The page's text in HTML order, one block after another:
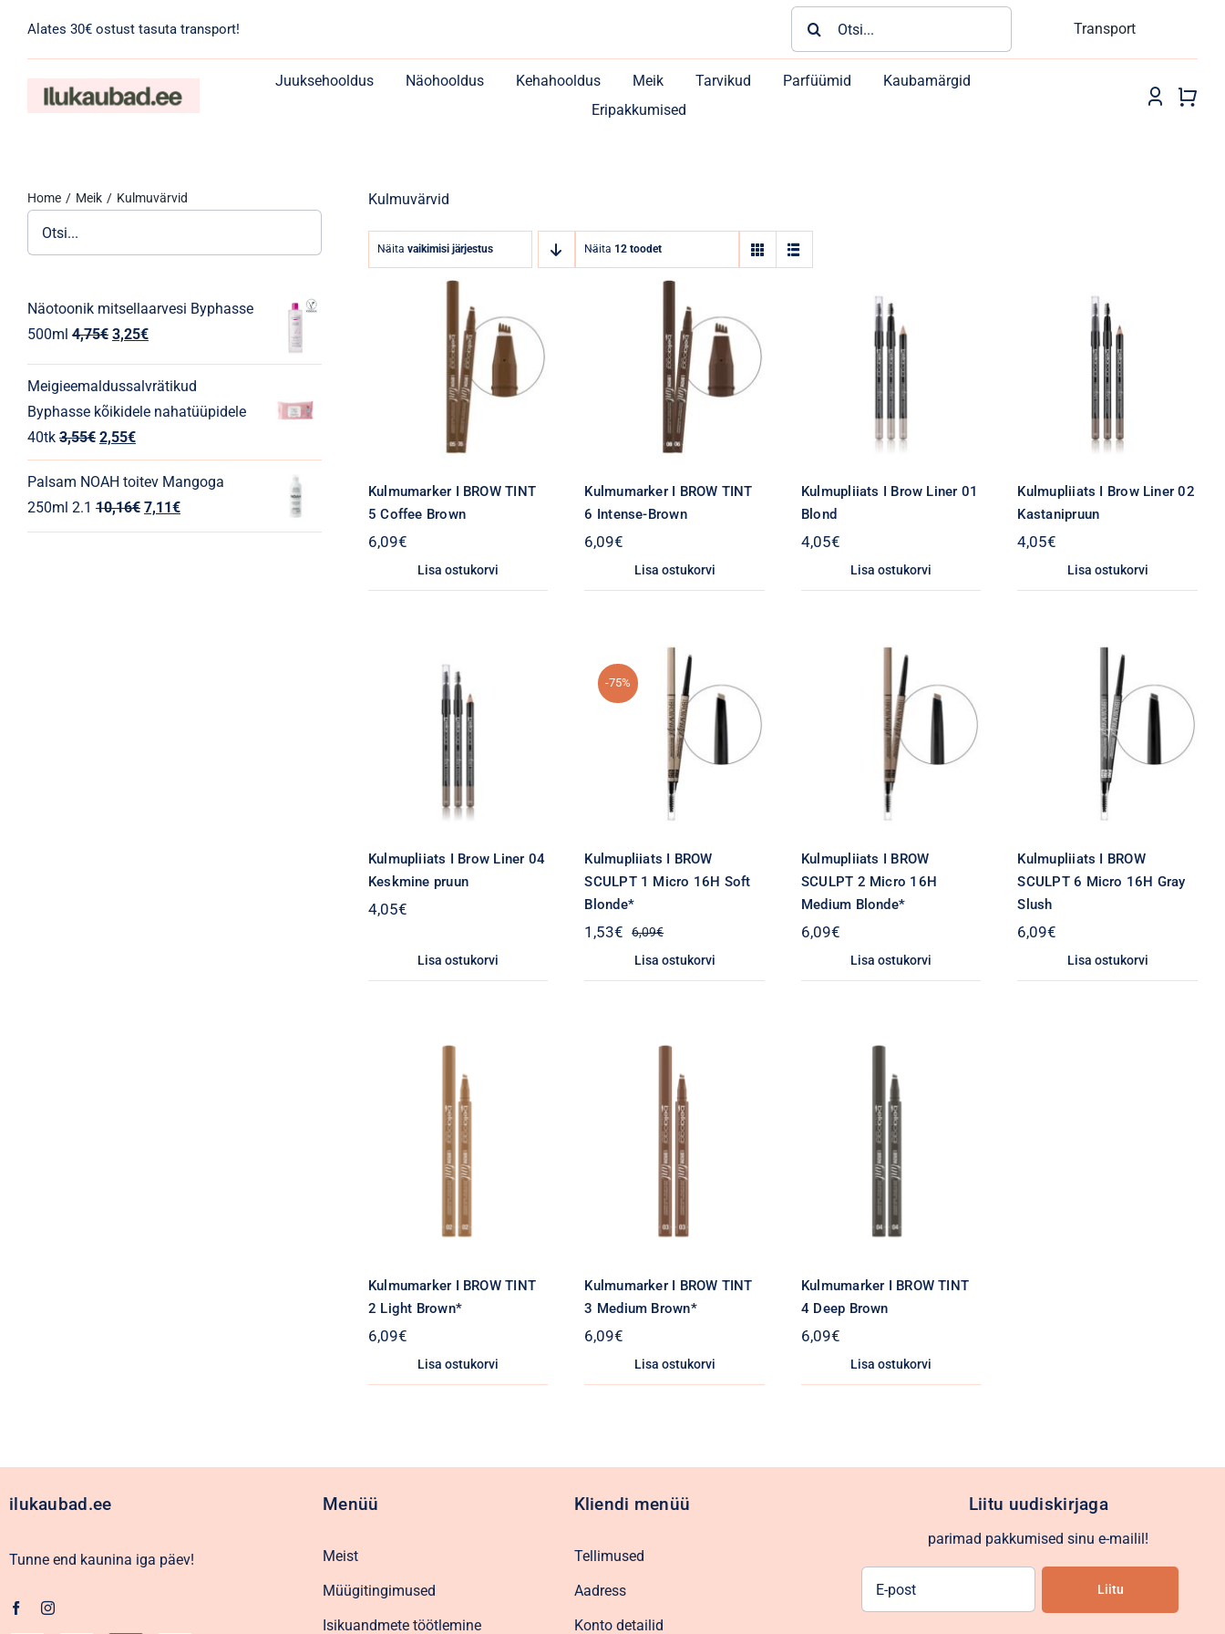
content
Alates 30€ ostust tasuta transport! Transport
Juuksehooldus Näohooldus Kehahooldus Meik Tarvikud Parfüümid
Kaubamärgid
Eripakkumised
Home Meik Kulmuvärvid
Näotoonik mitsellaarvesi Byphasse
500ml 4,75€ Algne
oli:
4,75€.
3,25€Praegune
on:
3,25€.
Meigieemaldussalvrätikud
Byphasse kõikidele nahatüüpidele
40tk 3,55€ Algne
hind
oli:
3,55€.
2,55€Praegune
hind
on:
2,55€.
Palsam NOAH toitev Mangoga
250ml 2.1 10,16€ Algne
hind
7,11€Praegune
hind
Kulmuvärvid
Näita vaikimisi järjestus Näita 12 toodet
Kulmumarker I BROW TINT
5 Coffee Brown
6,09€
Lisa ostukorvi
Kulmumarker I BROW TINT
6 Intense-Brown
6,09€
Lisa ostukorvi
Kulmupliiats I Brow Liner 01
Blond
4,05€
Lisa ostukorvi
Kulmupliiats I Brow Liner 02
Kastanipruun
4,05€
Lisa ostukorvi
Kulmupliiats I Brow Liner 04
Keskmine pruun
4,05€
Lisa ostukorvi
-75%
Kulmupliiats I BROW
SCULPT 1 Micro 16H Soft
Blonde*
6,09€Algne
hind
oli:
1,53€
Praegune
hind
on:
Lisa ostukorvi
Kulmupliiats I BROW
SCULPT 2 Micro 16H
Medium Blonde*
6,09€
Lisa ostukorvi
Kulmupliiats I BROW
SCULPT 6 Micro 16H Gray
Slush
6,09€
Lisa ostukorvi
Kulmumarker I BROW TINT
2 Light Brown*
6,09€
Lisa ostukorvi
Kulmumarker I BROW TINT
3 Medium Brown*
6,09€
Lisa ostukorvi
Kulmumarker I BROW TINT
4 Deep Brown
6,09€
Lisa ostukorvi
ilukaubad.ee
Tunne end kaunina iga päev!
Menüü
Meist
Müügitingimused
Isikuandmete töötlemine
Kliendi menüü
Tellimused
Aadress
Konto detailid
Liitu uudiskirjaga
parimad pakkumised sinu e-mailil!
Liitu